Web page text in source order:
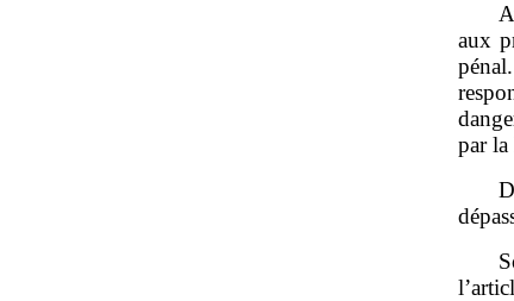
aux
par